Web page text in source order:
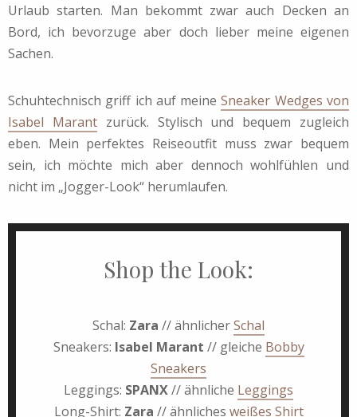
Urlaub starten. Man bekommt zwar auch Decken an
Bord, ich bevorzuge aber doch lieber meine eigenen
Sachen.
Schuhtechnisch griff ich auf meineSneaker Wedges von
Isabel Marantzurück. Stylisch und bequem zugleich
eben. Mein perfektes Reiseoutfit muss zwar bequem
sein, ich möchte mich aber dennoch wohlfühlen und
nicht im „Jogger-Look“ herumlaufen.
Shop the Look:
Schal: Zara // ähnlicherSchal
Sneakers: Isabel Marant // gleiche Bobby
Sneakers
Leggings: SPANX// ähnliche Leggings
Long-Shirt: Zara // ähnliches weißes Shirt